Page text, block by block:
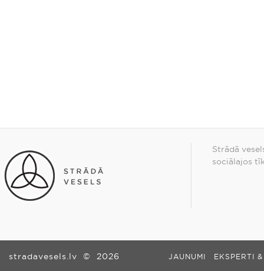
Strādā
sociālajos
stradavesels.lv © 2026 JAUNUMI EKSPERTI